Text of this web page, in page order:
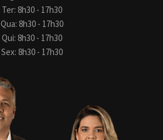
Ter: 8h30 - 17h30
Qua: 8h30 - 17h30
Qui: 8h30 - 17h30
Sex: 8h30 - 17h30